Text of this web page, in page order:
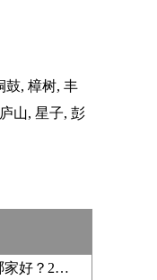
鼓, 樟树, 丰
山, 星子, 彭
沈阳永磁除铁器老牌企业哪家好？2026 采购该怎么选？